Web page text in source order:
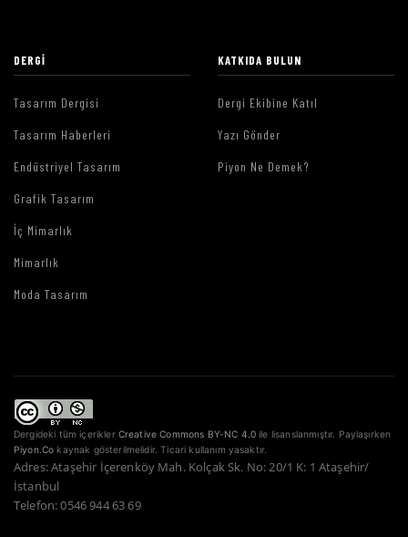
DERGI
Tasarım Dergisi
Tasarım Haberleri
Endüstriyel Tasarım
Grafik Tasarım
İç Mimarlık
Mimarlık
Moda Tasarım
KATKIDA BULUN
Dergi Ekibine Katıl
Yazı Gönder
Piyon Ne Demek?
Dergideki tüm içerikler Creative Commons BY-NC 4.0 ile lisanslanmıştır. Paylaşırken
Piyon.Co kaynak gösterilmelidir. Ticari kullanım yasaktır.
Adres: Ataşehir İçerenköy Mah. Kolçak Sk. No: 20/1 K: 1 Ataşehir/
İstanbul
Telefon: 0546 944 63 69